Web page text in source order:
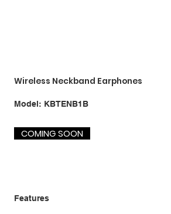
Wireless Neckband Earphones
Model: SKU
KBTENB1B
KBTENB1B
COMING SOON
Features